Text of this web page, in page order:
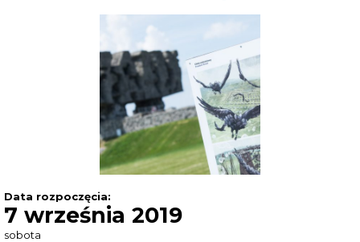
Data rozpoczęcia:
7 września 2019
sobota